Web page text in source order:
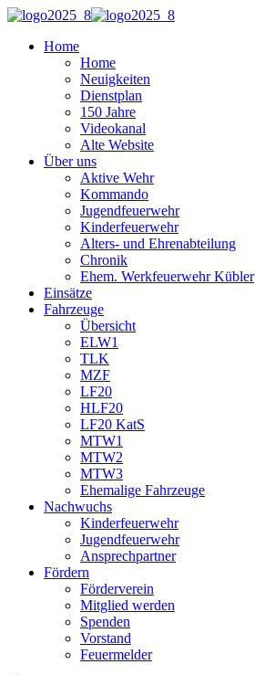
Home
Home
Neuigkeiten
Dienstplan
150 Jahre
Videokanal
Alte Website
Über uns
Aktive Wehr
Kommando
Jugendfeuerwehr
Kinderfeuerwehr
Alters- und Ehrenabteilung
Chronik
Ehem. Werkfeuerwehr Kübler
Einsätze
Fahrzeuge
Übersicht
ELW1
TLK
MZF
LF20
HLF20
LF20 KatS
MTW1
MTW2
MTW3
Ehemalige Fahrzeuge
Nachwuchs
Kinderfeuerwehr
Jugendfeuerwehr
Ansprechpartner
Fördern
Förderverein
Mitglied werden
Spenden
Vorstand
Feuermelder